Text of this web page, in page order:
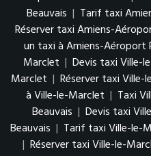
Beauvais | Tarif taxi
Réserver taxi Amiens-
un taxi à Amiens-Aéroport
Marclet | Devis taxi Ville-
Marclet | Réserver taxi Ville-
à Ville-le-Marclet | Taxi
Beauvais | Devis taxi
Beauvais | Tarif taxi Ville-le-
| Réserver taxi Ville-le-